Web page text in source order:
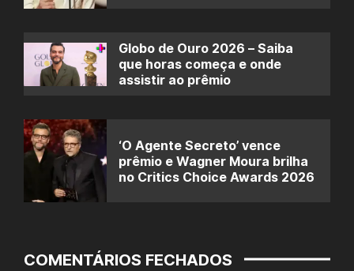
Globo de Ouro 2026 – Saiba
que horas começa e onde
assistir ao prêmio
‘O Agente Secreto’ vence
prêmio e Wagner Moura brilha
no Critics Choice Awards 2026
COMENTÁRIOS FECHADOS